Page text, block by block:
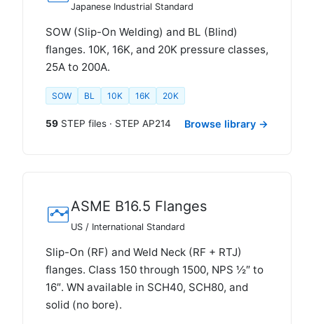
Japanese Industrial Standard
SOW (Slip-On Welding) and BL (Blind)
flanges. 10K, 16K, and 20K pressure classes,
25A to 200A.
SOW BL 10K 16K 20K
59 STEP files · STEP AP214 Browse library →
ASME B16.5 Flanges
US / International Standard
Slip-On (RF) and Weld Neck (RF + RTJ)
flanges. Class 150 through 1500, NPS ½″ to
16″. WN available in SCH40, SCH80, and
solid (no bore).